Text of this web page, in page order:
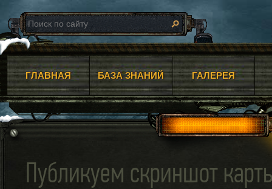
ГЛАВНАЯ БАЗА ЗНАНИЙ ГАЛЕРЕЯ
Публикуем скриншот